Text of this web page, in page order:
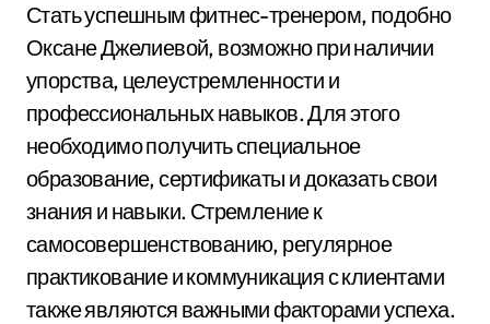
Стать успешным фитнес-тренером, подобно
Оксане Джелиевой, возможно при наличии
упорства, целеустремленности и
профессиональных навыков. Для этого
необходимо получить специальное
образование, сертификаты и доказать свои
знания и навыки. Стремление к
самосовершенствованию, регулярное
практикование и коммуникация с клиентами
также являются важными факторами успеха.